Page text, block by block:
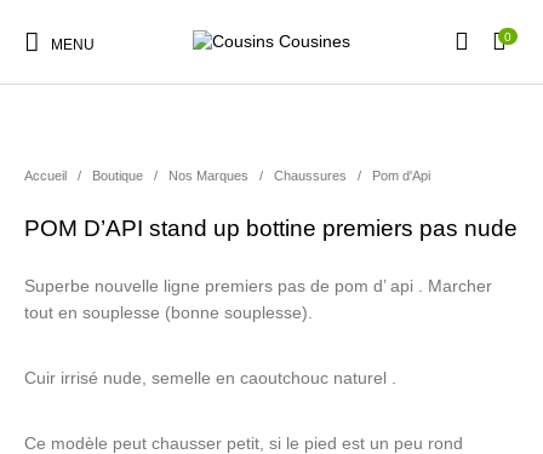
MENU 0
Nouveautés Promotions Chaussures Vêtements Filles
Vêtements Garçons
Accueil / Boutique / Nos Marques / Chaussures / Pom d'Api
POM D’API stand up bottine premiers pas nude
Superbe nouvelle ligne premiers pas de pom d’ api . Marcher
tout en souplesse (bonne souplesse).
Cuir irrisé nude, semelle en caoutchouc naturel .
Ce modèle peut chausser petit, si le pied est un peu rond